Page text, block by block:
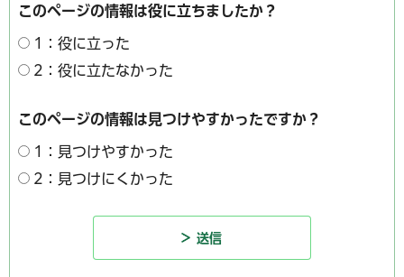
このページの情報は役に立ちましたか？
1：役に立った
2：役に立たなかった
このページの情報は見つけやすかったですか？
1：見つけやすかった
2：見つけにくかった